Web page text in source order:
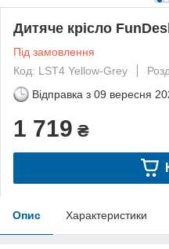
Дитяче крісло
Під замовлення
Код: LST4 Yellow-Grey
Відправка з 09 вересня
1 719 ₴
Опис Характеристики